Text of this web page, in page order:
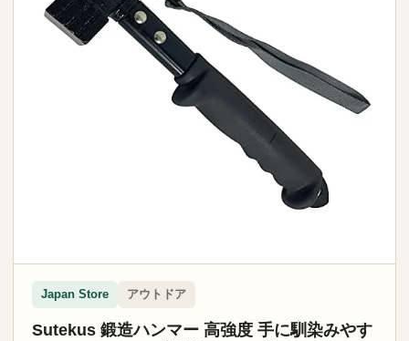
Japan Store アウトドア
Sutekus 鍛造ハンマー 高強度 手に馴染みやす